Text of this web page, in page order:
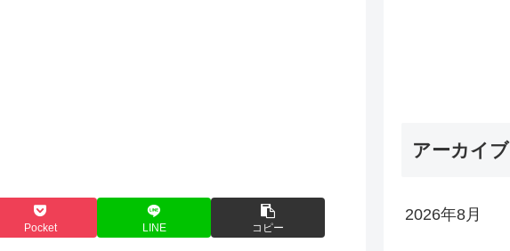
Pocket LINE コピー
アーカイブ
2026年8月